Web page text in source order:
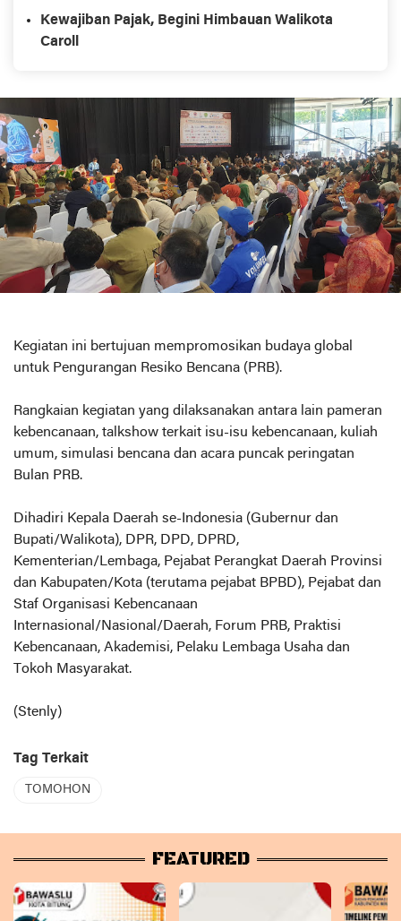
Kewajiban Pajak, Begini Himbauan Walikota
Caroll
Kegiatan ini bertujuan mempromosikan budaya global
untuk Pengurangan Resiko Bencana (PRB).
Rangkaian kegiatan yang dilaksanakan antara lain pameran
kebencanaan, talkshow terkait isu-isu kebencanaan, kuliah
umum, simulasi bencana dan acara puncak peringatan
Bulan PRB.
Dihadiri Kepala Daerah se-Indonesia (Gubernur dan
Bupati/Walikota), DPR, DPD, DPRD,
Kementerian/Lembaga, Pejabat Perangkat Daerah Provinsi
dan Kabupaten/Kota (terutama pejabat BPBD), Pejabat dan
Staf Organisasi Kebencanaan
Internasional/Nasional/Daerah, Forum PRB, Praktisi
Kebencanaan, Akademisi, Pelaku Lembaga Usaha dan
Tokoh Masyarakat.
(Stenly)
Tag Terkait
TOMOHON
FEATURED